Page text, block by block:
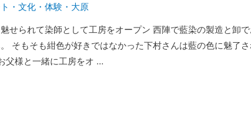
・文化 ・体験 ・ 大原
せられて染師として工房をオープン ⻄陣で藍染の製造と卸
そもそも紺色が好きではなかった下村さんは藍の色に魅了
父様と一緒に工房をオ …